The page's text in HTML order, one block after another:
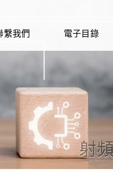
繫我們 電子目錄
射